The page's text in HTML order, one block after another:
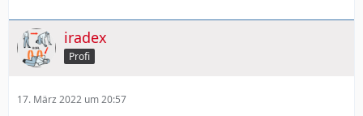
iradex
Profi
17. März 2022 um 20:57